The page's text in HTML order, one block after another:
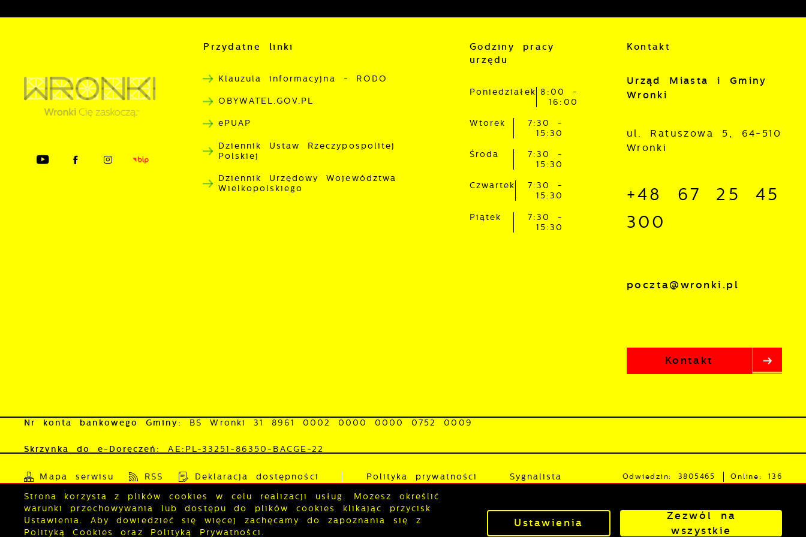
Przydatne linki
Klauzula informacyjna - RODO
OBYWATEL.GOV.PL
ePUAP
Dziennik Ustaw Rzeczypospolitej
Polskiej
Dziennik Urzędowy Województwa
Wielkopolskiego
Godziny pracy
urzędu
Poniedziałek
8:00 -
16:00
Wtorek
7:30 -
15:30
Środa
7:30 -
15:30
Czwartek
7:30 -
15:30
Piątek
7:30 -
15:30
Kontakt
Urząd Miasta i Gminy
Wronki
ul. Ratuszowa 5, 64-510
Wronki
+48 67 25 45
300
poczta@wronki.pl
Kontakt
Nr konta bankowego Gminy: BS Wronki 31 8961 0002 0000 0000 0752 0009
Skrzynka do e-Doręczeń:AE:PL-33251-86350-BACGE-22
Mapa serwisu RSS Deklaracja dostępności Polityka prywatności Sygnalista Odwiedzin: 3805465 Online: 136
Copyright by wronki.pl Powered by - Portale nowej generacji
Strona korzysta z plików cookies w celu realizacji usług. Możesz określić
warunki przechowywania lub dostępu do plików cookies klikając przycisk
Ustawienia. Aby dowiedzieć się więcej zachęcamy do zapoznania się z
Polityką Cookies oraz Polityką Prywatności.
Ustawienia
Zezwól na
wszystkie